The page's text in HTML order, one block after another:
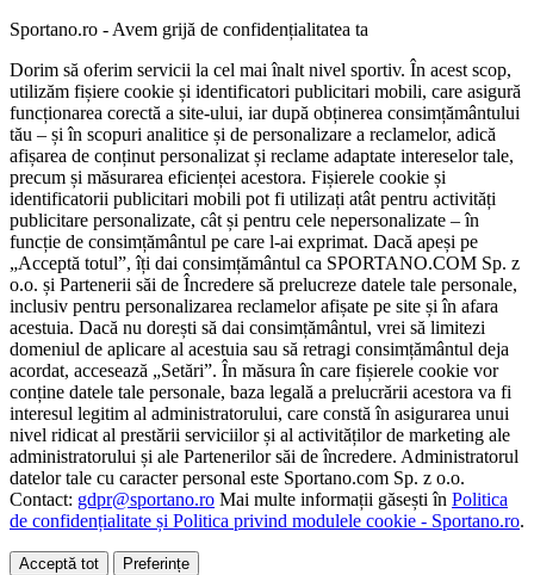
Sportano.ro - Avem grijă de confidențialitatea ta
Dorim să oferim servicii la cel mai înalt nivel sportiv. În acest scop,
utilizăm fișiere cookie și identificatori publicitari mobili, care asigură
funcționarea corectă a site-ului, iar după obținerea consimțământului
tău – și în scopuri analitice și de personalizare a reclamelor, adică
afișarea de conținut personalizat și reclame adaptate intereselor tale,
precum și măsurarea eficienței acestora. Fișierele cookie și
identificatorii publicitari mobili pot fi utilizați atât pentru activități
publicitare personalizate, cât și pentru cele nepersonalizate – în
funcție de consimțământul pe care l-ai exprimat. Dacă apeși pe
„Acceptă totul”, îți dai consimțământul ca SPORTANO.COM Sp. z
o.o. și Partenerii săi de Încredere să prelucreze datele tale personale,
inclusiv pentru personalizarea reclamelor afișate pe site și în afara
acestuia. Dacă nu dorești să dai consimțământul, vrei să limitezi
domeniul de aplicare al acestuia sau să retragi consimțământul deja
acordat, accesează „Setări”. În măsura în care fișierele cookie vor
conține datele tale personale, baza legală a prelucrării acestora va fi
interesul legitim al administratorului, care constă în asigurarea unui
nivel ridicat al prestării serviciilor și al activităților de marketing ale
administratorului și ale Partenerilor săi de încredere. Administratorul
datelor tale cu caracter personal este Sportano.com Sp. z o.o.
Contact: gdpr@sportano.ro Mai multe informații găsești în Politica
de confidențialitate și Politica privind modulele cookie - Sportano.ro.
Acceptă tot Preferințe